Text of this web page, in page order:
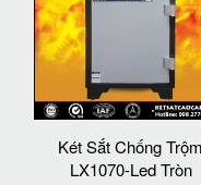
Két Sắt Chống Trộm
LX1070-Led Tròn